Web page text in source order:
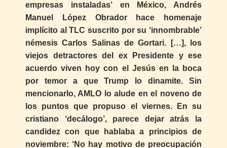
empresas instaladas‘ en México, Andrés
Manuel López Obrador hace homenaje
implícito al TLC suscrito por su ‘innombrable’
némesis Carlos Salinas de Gortari. […], los
viejos detractores del ex Presidente y ese
acuerdo viven hoy con el Jesús en la boca
por temor a que Trump lo dinamite. Sin
mencionarlo, AMLO lo alude en el noveno de
los puntos que propuso el viernes. En su
cristiano ‘decálogo’, parece dejar atrás la
candidez con que hablaba a principios de
noviembre: ‘No hay motivo de preocupación